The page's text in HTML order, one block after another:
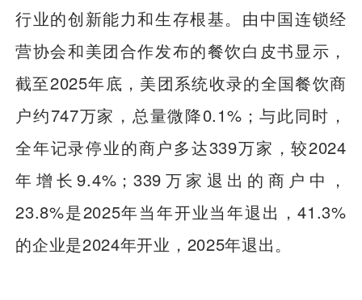
行业的创新能力和生存根基。由中国连锁经
营协会和美团合作发布的餐饮白皮书显示，
截至2025年底，美团系统收录的全国餐饮商
户约747万家，总量微降0.1%；与此同时，
全年记录停业的商户多达339万家，较2024
年增长9.4%；339万家退出的商户中，
23.8%是2025年当年开业当年退出，41.3%
的企业是2024年开业，2025年退出。